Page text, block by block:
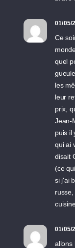
01/05/
Ce
quel
les
leur
prix,
Jean-
puis il
qui ai
disait
(ce
si j'ai
01/05/
allons